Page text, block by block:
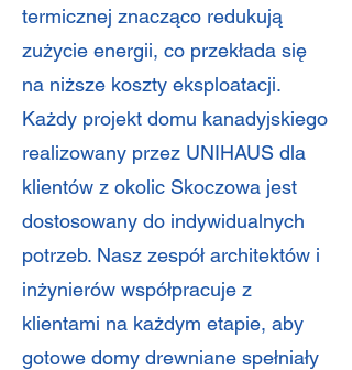
termicznej znacząco redukują
zużycie energii, co przekłada się
na niższe koszty eksploatacji.
Każdy projekt domu kanadyjskiego
realizowany przez UNIHAUS dla
klientów z okolic Skoczowa jest
dostosowany do indywidualnych
potrzeb. Nasz zespół architektów i
inżynierów współpracuje z
klientami na każdym etapie, aby
gotowe domy drewniane spełniały